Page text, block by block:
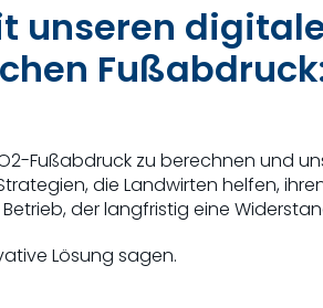
unseren
Fußabdruck zu berechnen und
die Landwirten helfen,
der langfristig eine
Lösung sagen.